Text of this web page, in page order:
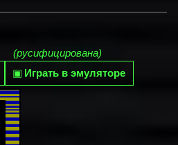
(русифицирована)
▣ Играть в эмуляторе